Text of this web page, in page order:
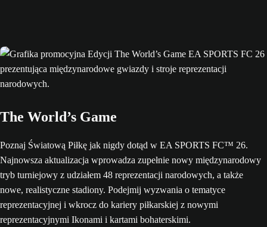
The World’s Game
Poznaj Światową Piłkę jak nigdy dotąd w EA SPORTS FC™ 26.
Najnowsza aktualizacja wprowadza zupełnie nowy międzynarodowy
tryb turniejowy z udziałem 48 reprezentacji narodowych, a także
nowe, realistyczne stadiony. Podejmij wyzwania o tematyce
reprezentacyjnej i wkrocz do kariery piłkarskiej z nowymi
reprezentacyjnymi Ikonami i kartami bohaterskimi.